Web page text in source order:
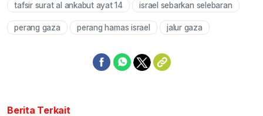
tafsir surat al ankabut ayat 14 israel sebarkan selebaran
perang gaza perang hamas israel jalur gaza
Berita Terkait